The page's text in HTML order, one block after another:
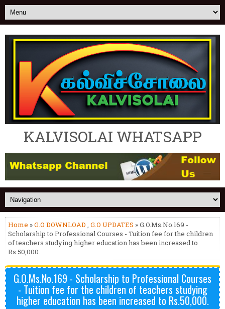
KALVISOLAI WHATSAPP
Home »G.O DOWNLOAD , G.O UPDATES » G.O.Ms.No.169 -
Scholarship to Professional Courses - Tuition fee for the children
of teachers studying higher education has been increased to
Rs.50,000.
G.O.Ms.No.169 - Scholarship to Professional Courses
- Tuition fee for the children of teachers studying
higher education has been increased to Rs.50,000.